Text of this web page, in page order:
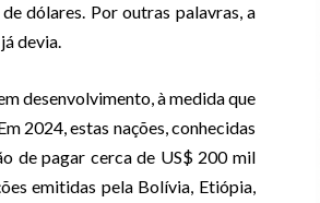
dólares. Por outras palavras, a
devia.
desenvolvimento, à medida que
2024, estas nações, conhecidas
de pagar cerca de US$ 200 mil
emitidas pela Bolívia, Etiópia,